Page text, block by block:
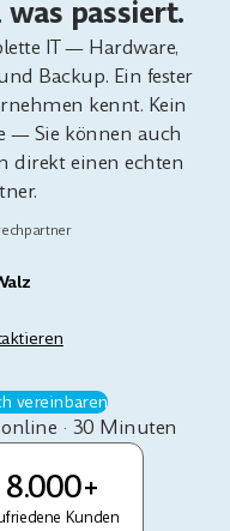
passiert.
IT — Hardware,
Backup. Ein fester
kennt. Kein
— Sie können auch
direkt einen echten
vereinbaren
· 30 Minuten
8.000+
Kunden